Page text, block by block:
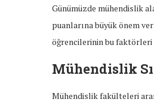
Günümüzde mühendislik
puanlarına büyük önem
öğrencilerinin bu faktörleri
Mühendislik
Mühendislik fakülteleri